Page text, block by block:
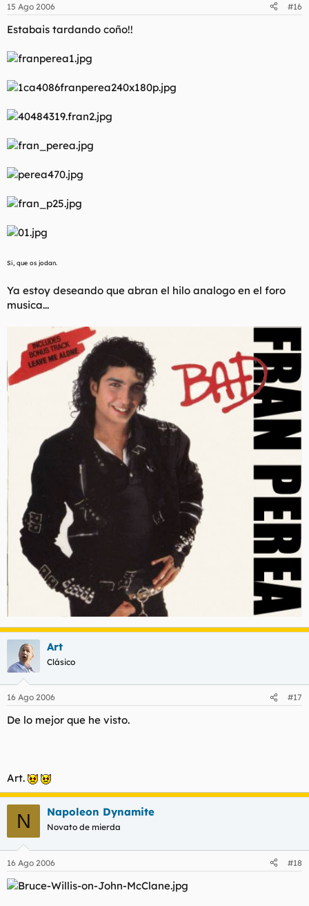
15 Ago 2006 #16
Estabais tardando coño!!
Si, que os jodan.
Ya estoy deseando que abran el hilo analogo en el foro
musica...
Art
Clásico
16 Ago 2006 #17
De lo mejor que he visto.
Art.
N Napoleon Dynamite
Novato de mierda
16 Ago 2006 #18